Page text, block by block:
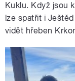
Kuklu. Když jsou
lze spatřit i
vidět hřeben